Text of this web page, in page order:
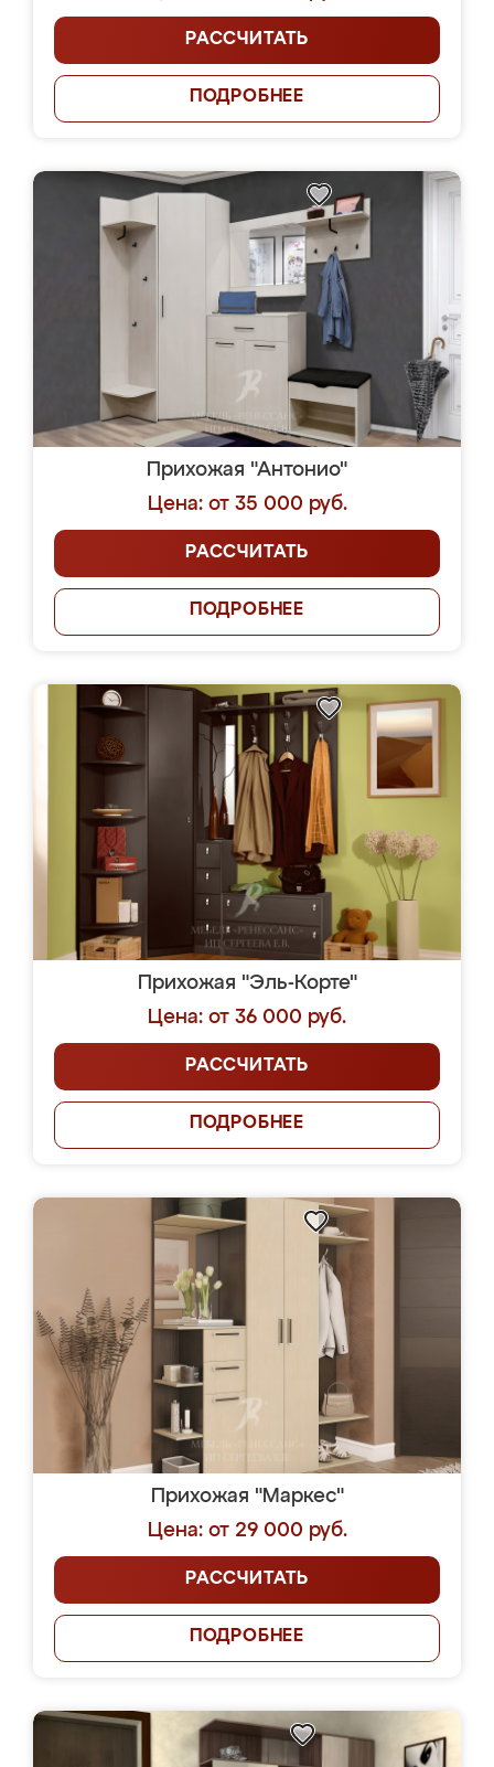
РАССЧИТАТЬ
ПОДРОБНЕЕ
Прихожая "Антонио"
Цена: от 35 000 руб.
РАССЧИТАТЬ
ПОДРОБНЕЕ
Прихожая "Эль-Корте"
Цена: от 36 000 руб.
РАССЧИТАТЬ
ПОДРОБНЕЕ
Прихожая "Маркес"
Цена: от 29 000 руб.
РАССЧИТАТЬ
ПОДРОБНЕЕ